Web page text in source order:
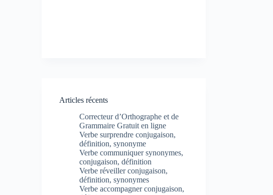
Articles récents
Correcteur d’Orthographe et de
Grammaire Gratuit en ligne
Verbe surprendre conjugaison,
définition, synonyme
Verbe communiquer synonymes,
conjugaison, définition
Verbe réveiller conjugaison,
définition, synonymes
Verbe accompagner conjugaison,